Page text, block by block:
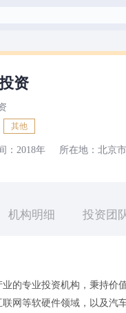
资
其他
： 2018年 所在地： 北京市
机构明细 投资团
的专业投资机构，秉持
网等软硬件领域，以及汽